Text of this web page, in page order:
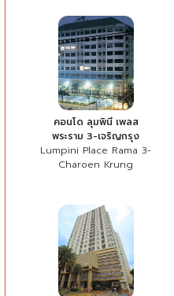
คอนโด ลุมพินี เพลส
พระราม 3-เจริญกรุง
Lumpini Place Rama 3-
Charoen Krung